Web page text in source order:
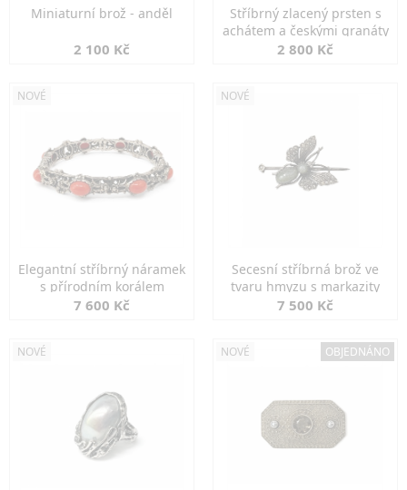
Miniaturní brož - anděl
2 100 Kč
Stříbrný zlacený prsten s
achátem a českými granáty
2 800 Kč
NOVÉ
Elegantní stříbrný náramek
s přírodním korálem
7 600 Kč
NOVÉ
Secesní stříbrná brož ve
tvaru hmyzu s markazity
7 500 Kč
NOVÉ NOVÉ OBJEDNÁNO